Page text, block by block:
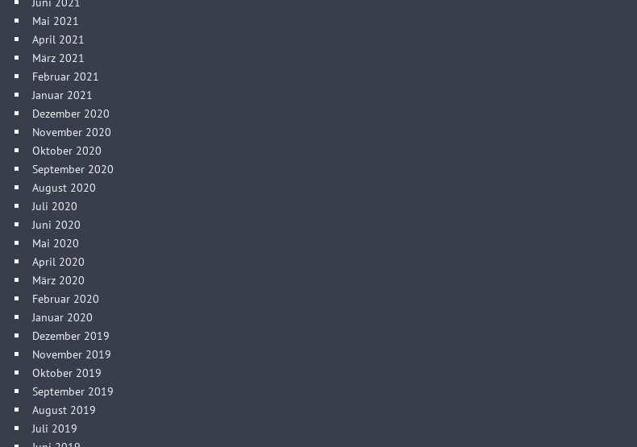
Mai 2021
April 2021
März 2021
Februar 2021
Januar 2021
Dezember 2020
November 2020
Oktober 2020
September 2020
August 2020
Juli 2020
Juni 2020
Mai 2020
April 2020
März 2020
Februar 2020
Januar 2020
Dezember 2019
November 2019
Oktober 2019
September 2019
August 2019
Juli 2019